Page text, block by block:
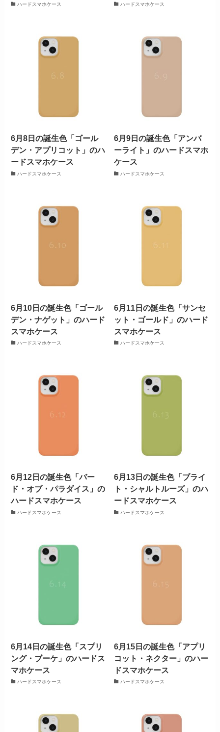
ハードスマホケース ハードスマホケース
6月8日の誕生色「ゴール
デン・アプリコット」のハ
ードスマホケース
ハードスマホケース
6月9日の誕生色「アンバ
ーライト」のハードスマホ
ケース
ハードスマホケース
6月10日の誕生色「ゴール
デン・ナゲット」のハード
スマホケース
ハードスマホケース
6月11日の誕生色「サンセ
ット・ゴールド」のハード
スマホケース
ハードスマホケース
6月12日の誕生色「バー
ド・オブ・パラダイス」の
ハードスマホケース
ハードスマホケース
6月13日の誕生色「ブライ
ト・シャルトルーズ」のハ
ードスマホケース
ハードスマホケース
6月14日の誕生色「スプリ
ング・ブーケ」のハードス
マホケース
ハードスマホケース
6月15日の誕生色「アプリ
コット・ネクター」のハー
ドスマホケース
ハードスマホケース